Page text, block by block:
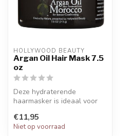
HOLLYWOOD BEAUTY
Argan Oil Hair Mask 7.5
oz
Deze hydraterende
haarmasker is ideaal voor
ernstig bes...
€11,95
Niet op voorraad